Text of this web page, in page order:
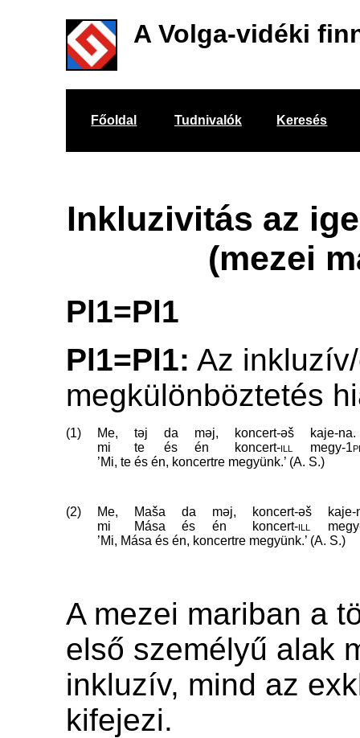
A Volga-vidéki
Főoldal Tudnivalók Keresés
Inkluzivitás az
(mezei
Pl1=Pl1
Pl1=Pl1: Az
megkülönböztetés
(1) Me, təj da məj, koncert-əš
kaje-na.
mi
te és én koncert‑ill megy‑
’Mi, te és én, koncertre megyünk.’ (A. S.)
(2) Me, Maša da məj, koncert-əš
kaje-
mi
Mása és én koncert‑ill megy
’Mi, Mása és én, koncertre megyünk.’ (A. S.)
A mezei mariban a
első személyű alak
inkluzív, mind az
kifejezi.